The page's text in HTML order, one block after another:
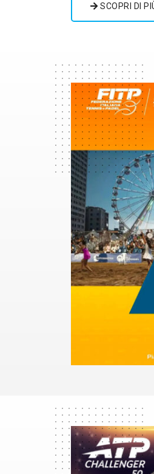
SCOPRI DI